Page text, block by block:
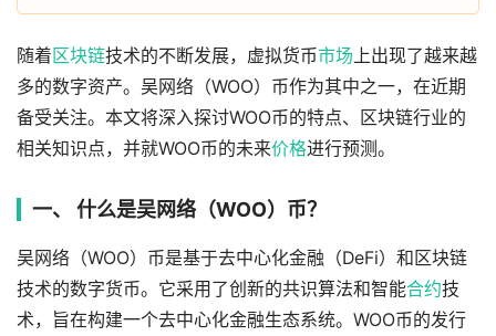
随着区块链技术的不断发展，虚拟货币市场 上出现了越来越
多的数字资产。吴网络（WOO）币作为其中之一，在近期
备受关注。本文将深入探讨WOO币的特点、区块链行业的
相关知识点，并就WOO币的未来价格进行预测。
一、 什么是吴网络（WOO）币？
吴网络（WOO）币是基于去中心化金融（DeFi）和区块链
技术的数字货币。它采用了创新的共识算法和智能合约技
术，旨在构建一个去中心化金融生态系统。WOO币的发行